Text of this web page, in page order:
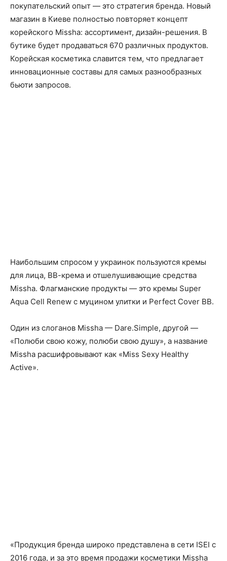
покупательский опыт — это стратегия бренда. Новый
магазин в Киеве полностью повторяет концепт
корейского Missha: ассортимент, дизайн-решения. В
бутике будет продаваться 670 различных продуктов.
Корейская косметика славится тем, что предлагает
инновационные составы для самых разнообразных
бьюти запросов.
Наибольшим спросом у украинок пользуются кремы
для лица, ВВ-крема и отшелушивающие средства
Missha. Флагманские продукты — это кремы Super
Aqua Cell Renew с муцином улитки и Perfect Cover ВВ.
Один из слоганов Missha — Dare.Simple, другой —
«Полюби свою кожу, полюби свою душу», а название
Missha расшифровывают как «Miss Sexy Healthy
Active».
«Продукция бренда широко представлена в сети ISEI с
2016 года, и за это время продажи косметики Missha